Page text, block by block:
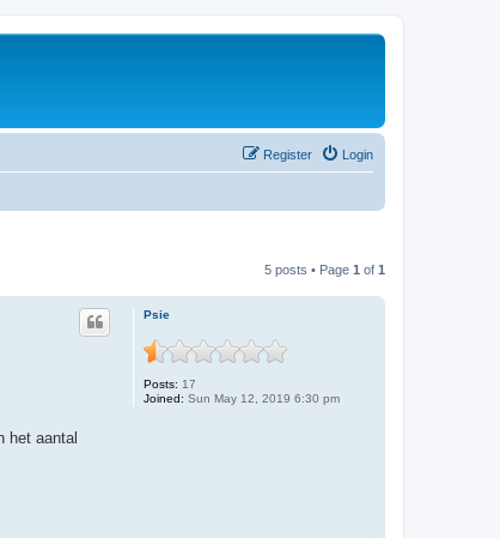
Login
Register
5 posts • Page 1 of 1
Psie
Posts: 17
Joined: Sun May 12, 2019 6:30 pm
het aantal